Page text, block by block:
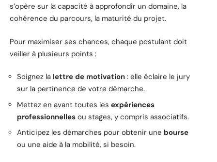
s’opère sur la capacité à approfondir un domaine, la
cohérence du parcours, la maturité du projet.
Pour maximiser ses chances, chaque postulant doit
veiller à plusieurs points :
Soignez la lettre de motivation : elle éclaire le jury
sur la pertinence de votre démarche.
Mettez en avant toutes les expériences
professionnelles ou stages, y compris associatifs.
Anticipez les démarches pour obtenir une bourse
ou une aide à la mobilité, si besoin.